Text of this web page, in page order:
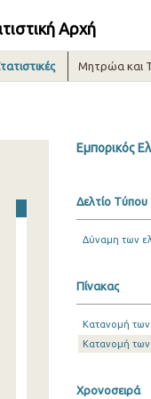
Αρχή
Μητρώα και
Εμπορικός
Δελτίο Τύπου
Δύναμη των
Πίνακας
Κατανομή των
Κατανομή των
Χρονοσειρά